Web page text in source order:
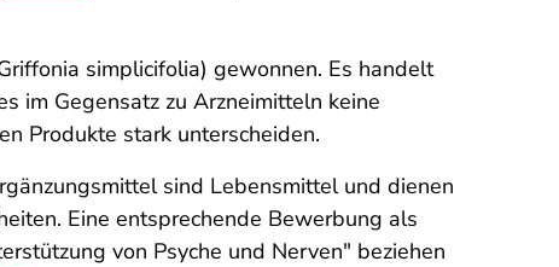
simplicifolia) gewonnen. Es handelt
im Gegensatz zu Arzneimitteln keine
Produkte stark unterscheiden.
sind Lebensmittel und dienen
Eine entsprechende Bewerbung als
von Psyche und Nerven" beziehen